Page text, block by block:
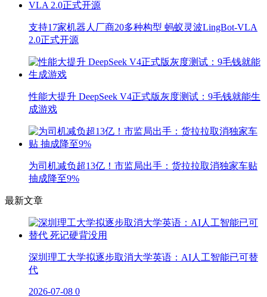
支持17家机器人厂商20多种构型 蚂蚁灵波LingBot-VLA
2.0正式开源
性能大提升 DeepSeek V4正式版灰度测试：9毛钱就能生
成游戏
为司机减负超13亿！市监局出手：货拉拉取消独家车贴
抽成降至9%
最新文章
深圳理工大学拟逐步取消大学英语：AI人工智能已可替
代
2026-07-08 0